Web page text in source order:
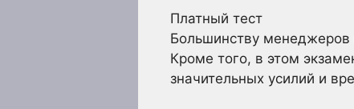
Платный тест
Большинству менеджеров
Кроме того, в этом
значительных усилий и